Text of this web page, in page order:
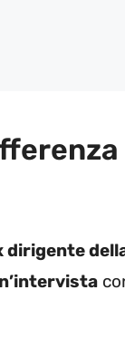
dirigente